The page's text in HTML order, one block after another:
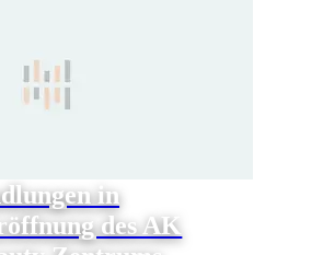
in
des AK